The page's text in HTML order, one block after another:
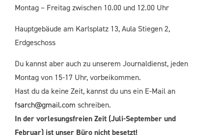
Montag – Freitag zwischen 10.00 und 12.00 Uhr
Hauptgebäude am Karlsplatz 13, Aula Stiegen 2,
Erdgeschoss
Du kannst aber auch zu unserem Journaldienst, jeden
Montag von 15-17 Uhr, vorbeikommen.
Hast du da keine Zeit, kannst du uns ein E-Mail an
fsarch@gmail.com schreiben.
In der vorlesungsfreien Zeit (Juli-September und
Februar) ist unser Büro nicht besetzt!